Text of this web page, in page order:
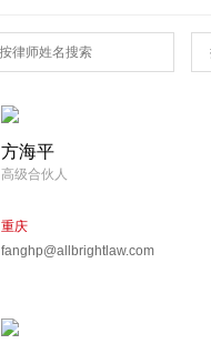
方海平
高级合伙人
重庆
fanghp@allbrightlaw.com